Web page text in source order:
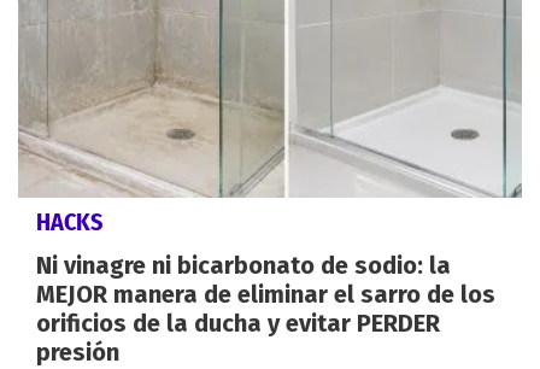
HACKS
Ni vinagre ni bicarbonato de sodio: la
MEJOR manera de eliminar el sarro de los
orificios de la ducha y evitar PERDER
presión